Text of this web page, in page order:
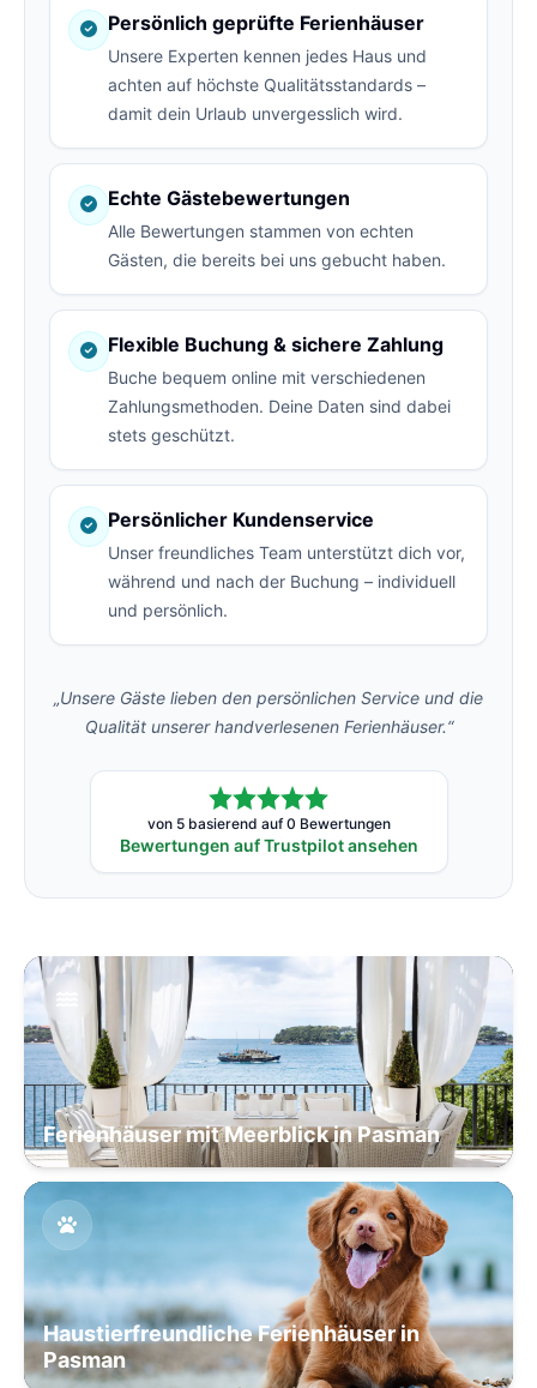
Persönlich geprüfte Ferienhäuser
Unsere Experten kennen jedes Haus und
achten auf höchste Qualitätsstandards –
damit dein Urlaub unvergesslich wird.
Echte Gästebewertungen
Alle Bewertungen stammen von echten
Gästen, die bereits bei uns gebucht haben.
Flexible Buchung & sichere Zahlung
Buche bequem online mit verschiedenen
Zahlungsmethoden. Deine Daten sind dabei
stets geschützt.
Persönlicher Kundenservice
Unser freundliches Team unterstützt dich vor,
während und nach der Buchung – individuell
und persönlich.
„Unsere Gäste lieben den persönlichen Service und die
Qualität unserer handverlesenen Ferienhäuser.“
von 5 basierend auf 0 Bewertungen
Bewertungen auf Trustpilot ansehen
Ferienhäuser mit Meerblick in Pasman
Haustierfreundliche Ferienhäuser in
Pasman